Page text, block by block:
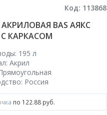
Код: 113868
BAS АЯКС
С КАРКАСОМ
195 л
Акрил
Россия
по 122.88 руб.